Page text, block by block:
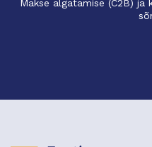
Makse algatamise (C2B)